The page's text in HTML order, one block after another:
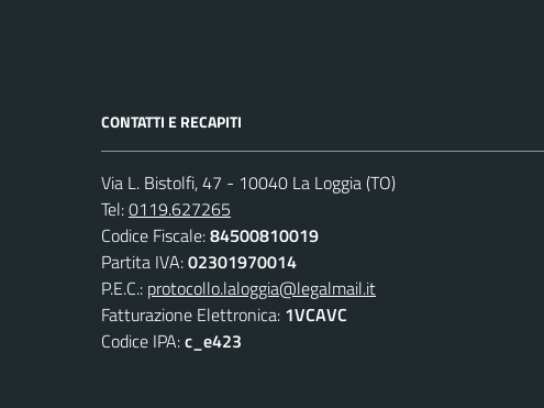
CONTATTI E RECAPITI
Via L. Bistolfi, 47 - 10040 La Loggia (TO)
Tel:0119.627265
Codice Fiscale:84500810019
Partita IVA:02301970014
P.E.C.: protocollo.laloggia@legalmail.it
Fatturazione Elettronica: 1VCAVC
Codice IPA:c_e423